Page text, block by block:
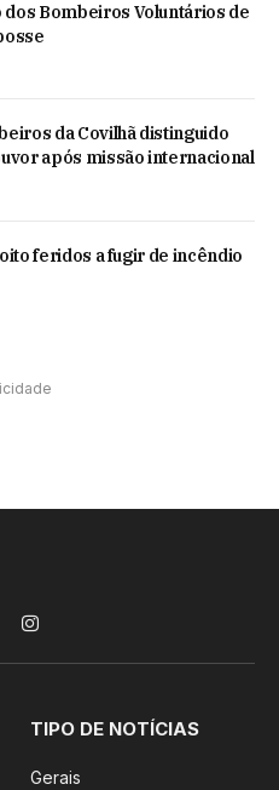
dos Bombeiros Voluntários de
da Covilhã distinguido
após missão internacional
feridos a fugir de incêndio
Instagram
TIPO DE NOTÍCIAS
Gerais